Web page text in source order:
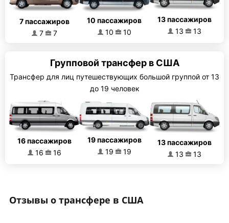
7 пассажиров
7
7
10 пассажиров
10
10
13 пассажиров
13
13
Групповой трансфер в США
Трансфер для лиц путешествующих большой группой от 13
до 19 человек
16 пассажиров
16
16
19 пассажиров
19
19
13 пассажиров
13
13
Отзывы о трансфере в США